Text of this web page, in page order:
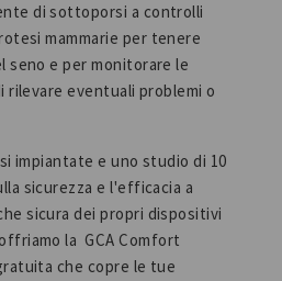
di sottoporsi a controlli
mammarie per tenere
e per monitorare le
eventuali problemi o
impiantate e uno studio di 10
sicurezza e l'efficacia a
sicura dei propri dispositivi
la GCA Comfort
che copre le tue